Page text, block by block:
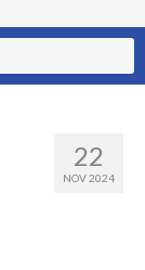
22
NOV 2024